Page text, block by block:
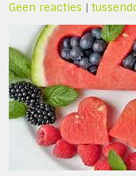
Geen reacties |